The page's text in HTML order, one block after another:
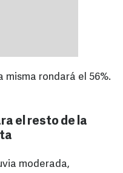
misma rondará el 56%.
el resto de la
moderada,